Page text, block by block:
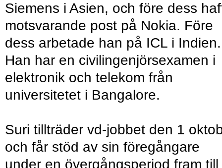
Siemens i Asien, och före dess
motsvarande post på Nokia. Före
dess arbetade han på ICL i Indien.
Han har en civilingenjörsexamen i
elektronik och telekom från
universitetet i Bangalore.
Suri tillträder vd-jobbet den 1
och får stöd av sin föregångare
under en övergångsperiod fram till